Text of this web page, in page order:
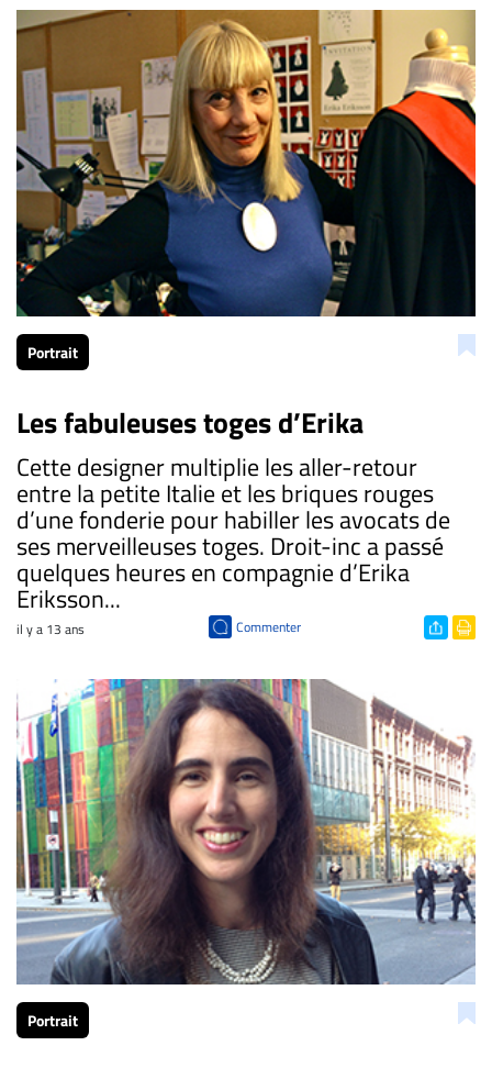
Portrait
Les fabuleuses toges d’Erika
Cette designer multiplie les aller-retour
entre la petite Italie et les briques rouges
d’une fonderie pour habiller les avocats de
ses merveilleuses toges. Droit-inc a passé
quelques heures en compagnie d’Erika
Eriksson...
il y a 13 ans Commenter
Portrait